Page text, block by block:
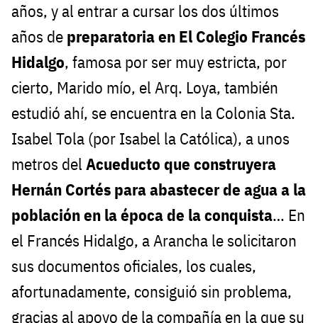
años, y al entrar a cursar los dos últimos
años de preparatoria en El Colegio Francés
Hidalgo, famosa por ser muy estricta, por
cierto, Marido mío, el Arq. Loya, también
estudió ahí, se encuentra en la Colonia Sta.
Isabel Tola (por Isabel la Católica), a unos
metros del Acueducto que construyera
Hernán Cortés para abastecer de agua a la
población en la época de la conquista… En
el Francés Hidalgo, a Arancha le solicitaron
sus documentos oficiales, los cuales,
afortunadamente, consiguió sin problema,
gracias al apoyo de la compañía en la que su